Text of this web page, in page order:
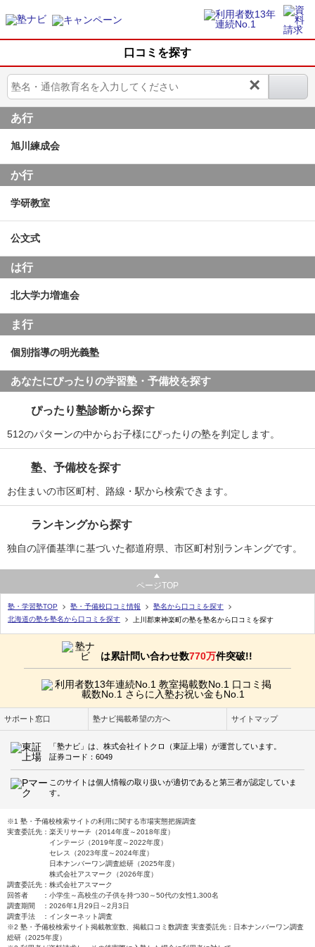
口コミを探す
×
あ行
旭川練成会
か行
学研教室
公文式
は行
北大学力増進会
ま行
個別指導の明光義塾
あなたにぴったりの学習塾・予備校を探す
ぴったり塾診断から探す
512のパターンの中からお子様にぴったりの塾を判定します。
塾、予備校を探す
お住まいの市区町村、路線・駅から検索できます。
ランキングから探す
独自の評価基準に基づいた都道府県、市区町村別ランキングです。
ページTOP
塾・学習塾TOP 塾・予備校口コミ情報
塾名から口コミを探す
北海道の塾を塾名から口コミを探す
上川郡東神楽町の塾を塾名から口コミを探す
は累計問い合わせ数770万件突破!!
サポート窓口 塾ナビ掲載希望の方へ サイトマップ
「塾ナビ」は、株式会社イトクロ（東証上場）が運営しています。
証券コード：6049
このサイトは個人情報の取り扱いが適切であると第三者が認定していま
す。
※1 塾・予備校検索サイトの利用に関する市場実態把握調査
実査委託先：楽天リサーチ（2014年度～2018年度）
インテージ（2019年度～2022年度）
セレス（2023年度～2024年度）
日本ナンバーワン調査総研（2025年度）
株式会社アスマーク（2026年度）
調査委託先：株式会社アスマーク
回答者 ：小学生～高校生の子供を持つ30～50代の女性1,300名
調査期間 ：2026年1月29日～2月3日
調査手法 ：インターネット調査
※2 塾・予備校検索サイト掲載教室数、掲載口コミ数調査 実査委託先：日本ナンバーワン調査
総研（2025年度）